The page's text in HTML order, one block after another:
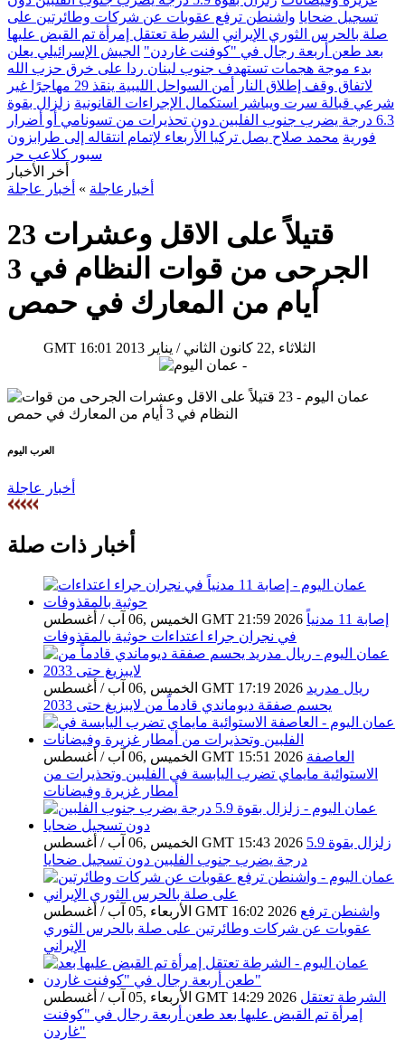
تسجيل ضحايا واشنطن ترفع عقوبات عن شركات وطائرتين على
صلة بالحرس الثوري الإيراني الشرطة تعتقل إمرأة تم القبض عليها
بعد طعن أربعة رجال في "كوفنت غاردن" الجيش الإسرائيلي يعلن
بدء موجة هجمات تستهدف جنوب لبنان ردا على خرق حزب الله
لاتفاق وقف إطلاق النار
أمن السواحل الليبية ينقذ 29 مهاجرًا غير
شرعي قبالة سرت ويباشر استكمال الإجراءات القانونية زلزال بقوة
6.3 درجة يضرب جنوب الفلبين دون تحذيرات من تسونامي أو أضرار
فورية محمد صلاح يصل تركيا الأربعاء لإتمام انتقاله إلى طرابزون
سبور كلاعب حر
أخر الأخبار
أخبارعاجلة » أخبار عاجلة
23 قتيلاً على الاقل وعشرات
الجرحى من قوات النظام في 3
أيام من المعارك في حمص
GMT 16:01 2013 الثلاثاء ,22 كانون الثاني / يناير
العرب اليوم
أخبار عاجلة
أخبار ذات صلة
الخميس ,06 آب / أغسطس GMT 21:59 2026 إصابة 11 مدنياً
في نجران جراء اعتداءات حوثية بالمقذوفات
الخميس ,06 آب / أغسطس GMT 17:19 2026 ريال مدريد
يحسم صفقة ديوماندي قادماً من لايبزيغ حتى 2033
الخميس ,06 آب / أغسطس GMT 15:51 2026 العاصفة
الاستوائية مايماي تضرب اليابسة في الفلبين وتحذيرات من
أمطار غزيرة وفيضانات
الخميس ,06 آب / أغسطس GMT 15:43 2026 زلزال بقوة 5.9
درجة يضرب جنوب الفلبين دون تسجيل ضحايا
الأربعاء ,05 آب / أغسطس GMT 16:02 2026 واشنطن ترفع
عقوبات عن شركات وطائرتين على صلة بالحرس الثوري
الإيراني
الأربعاء ,05 آب / أغسطس GMT 14:29 2026 الشرطة تعتقل
إمرأة تم القبض عليها بعد طعن أربعة رجال في "كوفنت
غاردن"